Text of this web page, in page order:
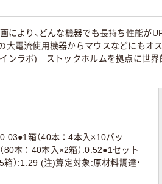
により、どんな機器でも長持ち性能が
大電流使用機器からマウスなどにもオ
ンラボ) ストックホルムを拠点に世界
箱（40本：4本入×10パッ
80本：40本入×2箱）:0.52●1セット
箱）:1.29 (注)算定対象:原材料調達・